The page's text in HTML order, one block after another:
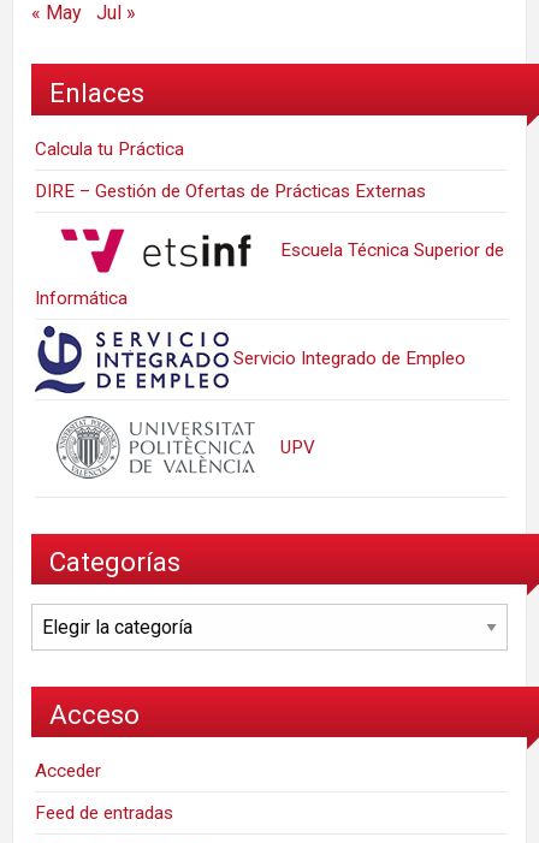
« May Jul »
Enlaces
Calcula tu Práctica
DIRE – Gestión de Ofertas de Prácticas Externas
Escuela Técnica Superior de
Informática
Servicio Integrado de Empleo
UPV
Categorías
Categorías
Acceso
Acceder
Feed de entradas